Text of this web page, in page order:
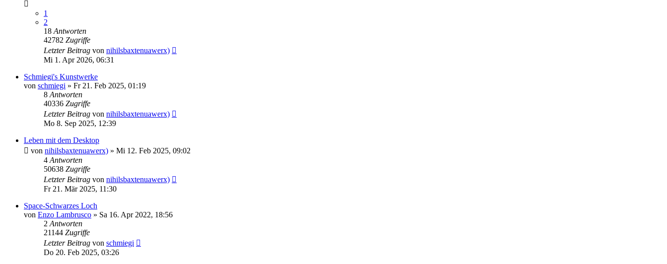
1
2
18 Antworten
42782 Zugriffe
Letzter Beitrag von nihilsbaxtenuawerx)
Mi 1. Apr 2026, 06:31
Schmiegi's Kunstwerke
von schmiegi » Fr 21. Feb 2025, 01:19
8 Antworten
40336 Zugriffe
Letzter Beitrag von nihilsbaxtenuawerx)
Mo 8. Sep 2025, 12:39
Leben mit dem Desktop
von nihilsbaxtenuawerx) » Mi 12. Feb 2025, 09:02
4 Antworten
50638 Zugriffe
Letzter Beitrag von nihilsbaxtenuawerx)
Fr 21. Mär 2025, 11:30
Space-Schwarzes Loch
von Enzo Lambrusco » Sa 16. Apr 2022, 18:56
2 Antworten
21144 Zugriffe
Letzter Beitrag von schmiegi
Do 20. Feb 2025, 03:26